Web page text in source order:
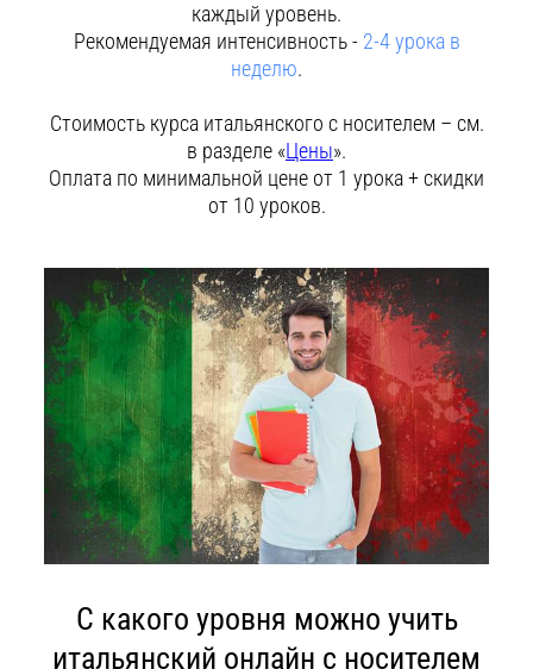
каждый уровень.
Рекомендуемая интенсивность - 2-4 урока в
неделю.
Стоимость курса итальянского с носителем – см.
в разделе «Цены».
Оплата по минимальной цене от 1 урока + скидки
от 10 уроков.
С какого уровня можно учить
итальянский онлайн с носителем